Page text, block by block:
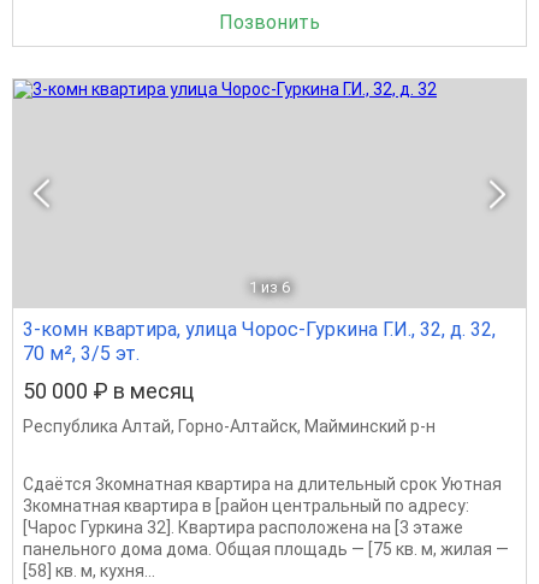
Позвонить
1 из 6
3-комн квартира, улица Чорос-Гуркина Г.И., 32, д. 32,
70 м², 3/5 эт.
50 000 ₽ в месяц
Республика Алтай, Горно-Алтайск, Майминский р-н
Сдаётся 3комнатная квартира на длительный срок Уютная
3комнатная квартира в [район центральный по адресу:
[Чарос Гуркина 32]. Квартира расположена на [3 этаже
панельного дома дома. Общая площадь — [75 кв. м, жилая —
[58] кв. м, кухня...